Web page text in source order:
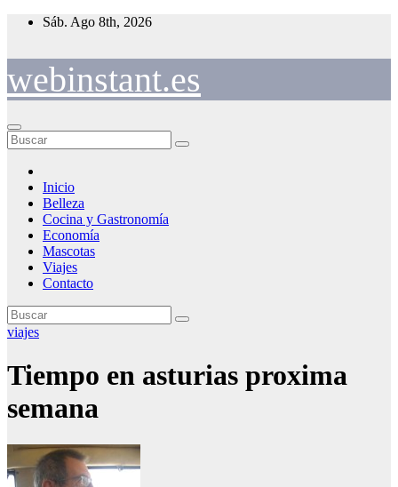
Saltar
Sáb. Ago 8th, 2026
webinstant.es
Inicio
Belleza
Cocina y Gastronomía
Economía
Mascotas
Viajes
Contacto
viajes
Tiempo en asturias proxima
semana